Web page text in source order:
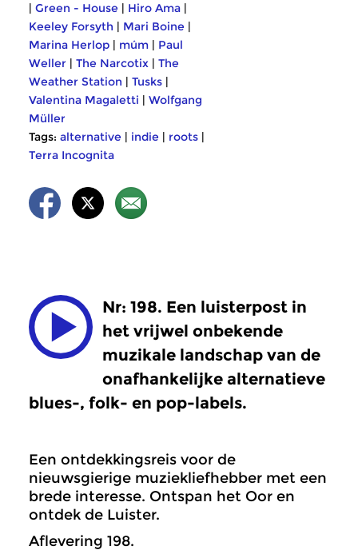
| Green - House | Hiro Ama |
Keeley Forsyth | Mari Boine |
Marina Herlop | múm | Paul
Weller | The Narcotix | The
Weather Station | Tusks |
Valentina Magaletti | Wolfgang
Müller
Tags: alternative | indie | roots |
Terra Incognita
Nr: 198. Een luisterpost in
het vrijwel onbekende
muzikale landschap van de
onafhankelijke alternatieve
blues-, folk- en pop-labels.
Een ontdekkingsreis voor de
nieuwsgierige muziekliefhebber met een
brede interesse. Ontspan het Oor en
ontdek de Luister.
Aflevering 198.